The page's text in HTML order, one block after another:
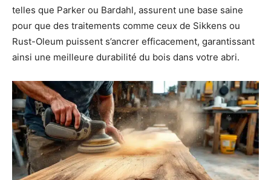
telles que Parker ou Bardahl, assurent une base saine
pour que des traitements comme ceux de Sikkens ou
Rust-Oleum puissent s’ancrer efficacement, garantissant
ainsi une meilleure durabilité du bois dans votre abri.